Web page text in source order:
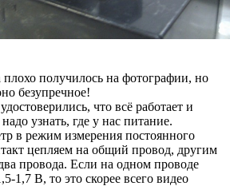
получилось на фотографии, но
безупречное!
что всё работает и
узнать, где у нас питание.
в режим измерения постоянного
цепляем на общий провод, другим
провода. Если на одном проводе
1,7 В, то это скорее всего видео